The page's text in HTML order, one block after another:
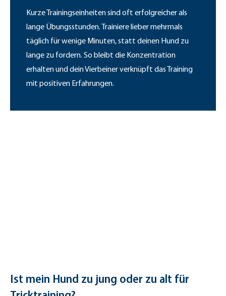
Kurze Trainingseinheiten sind oft erfolgreicher als
lange Übungsstunden. Trainiere lieber mehrmals
täglich für wenige Minuten, statt deinen Hund zu
lange zu fordern. So bleibt die Konzentration
erhalten und dein Vierbeiner verknüpft das Training
mit positiven Erfahrungen.
Ist mein Hund zu jung oder zu alt für